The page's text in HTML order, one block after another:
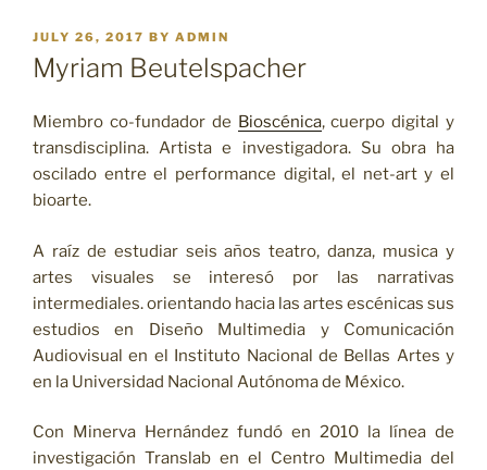
POSTED
ON
JULY 26, 2017 BY ADMIN
Myriam Beutelspacher
Miembro co-fundador de Bioscénica, cuerpo digital y
transdisciplina. Artista e investigadora. Su obra ha
oscilado entre el performance digital, el net-art y el
bioarte.
A raíz de estudiar seis años teatro, danza, musica y
artes visuales se interesó por las narrativas
intermediales. orientando hacia las artes escénicas sus
estudios en Diseño Multimedia y Comunicación
Audiovisual en el Instituto Nacional de Bellas Artes y
en la Universidad Nacional Autónoma de México.
Con Minerva Hernández fundó en 2010 la línea de
investigación Translab en el Centro Multimedia del